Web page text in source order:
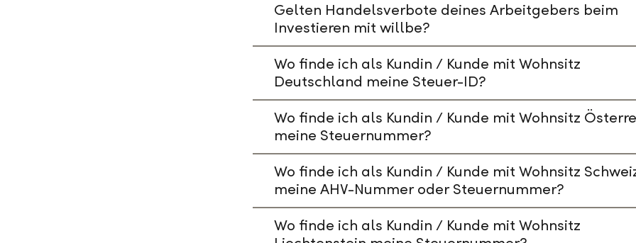
Gelten Handelsverbote deines Arbeitgebers beim
Investieren mit willbe?
Wo finde ich als Kundin / Kunde mit Wohnsitz
Deutschland meine Steuer-ID?
Wo finde ich als Kundin / Kunde mit Wohnsitz
meine Steuernummer?
Wo finde ich als Kundin / Kunde mit Wohnsitz
meine AHV-Nummer oder Steuernummer?
Wo finde ich als Kundin / Kunde mit Wohnsitz